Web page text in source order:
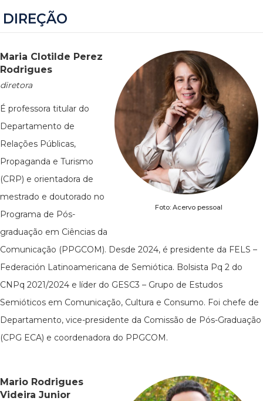
DIREÇÃO
Foto: Acervo pessoal
Maria Clotilde Perez
Rodrigues
diretora
É professora titular do
Departamento de
Relações Públicas,
Propaganda e Turismo
(CRP) e orientadora de
mestrado e doutorado no
Programa de Pós-
graduação em Ciências da
Comunicação (PPGCOM). Desde 2024, é presidente da FELS –
Federación Latinoamericana de Semiótica. Bolsista Pq 2 do
CNPq 2021/2024 e líder do GESC3 – Grupo de Estudos
Semióticos em Comunicação, Cultura e Consumo. Foi chefe de
Departamento, vice-presidente da Comissão de Pós-Graduação
(CPG ECA) e coordenadora do PPGCOM.
Mario Rodrigues
Videira Junior